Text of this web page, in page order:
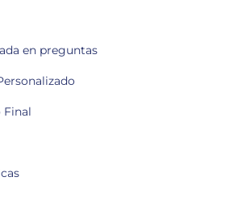
en preguntas
Final